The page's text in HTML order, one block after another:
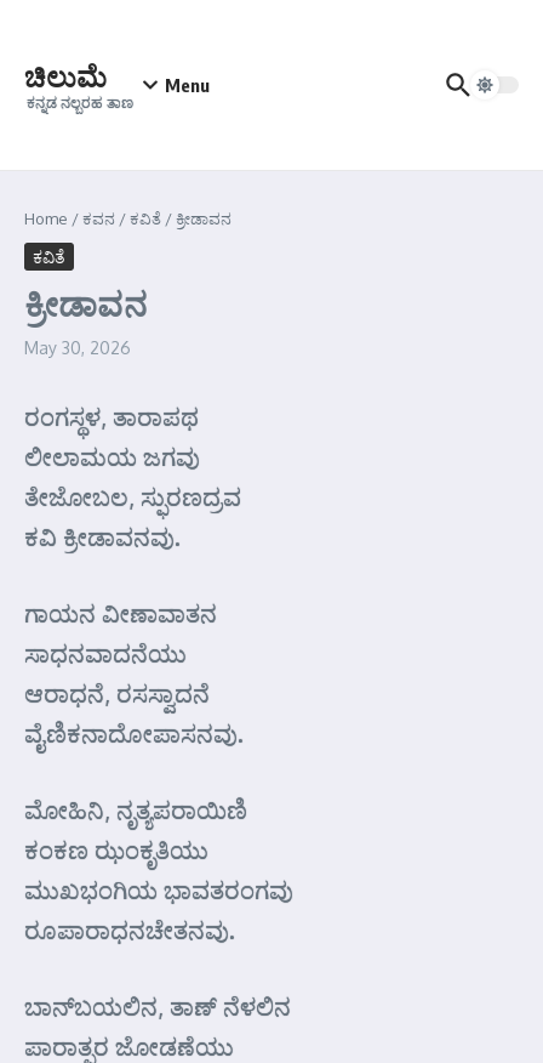
ಚಿಲುಮೆ
ಕನ್ನಡ ನಲ್ಬರಹ ತಾಣ
Menu
Home /ಕವನ /ಕವಿತೆ /ಕ್ರೀಡಾವನ
ಕವಿತೆ
ಕ್ರೀಡಾವನ
May 30, 2026
ರಂಗಸ್ಥಳ, ತಾರಾಪಥ
ಲೀಲಾಮಯ ಜಗವು
ತೇಜೋಬಲ, ಸ್ಫುರಣದ್ರವ
ಕವಿ ಕ್ರೀಡಾವನವು.
ಗಾಯನ ವೀಣಾವಾತನ
ಸಾಧನವಾದನೆಯು
ಆರಾಧನೆ, ರಸಸ್ವಾದನೆ
ವೈಣಿಕನಾದೋಪಾಸನವು.
ಮೋಹಿನಿ, ನೃತ್ಯಪರಾಯಿಣಿ
ಕಂಕಣ ಝಂಕೃತಿಯು
ಮುಖಭಂಗಿಯ ಭಾವತರಂಗವು
ರೂಪಾರಾಧನಚೇತನವು.
ಬಾನ್‌ಬಯಲಿನ, ತಾಣ್ ನೆಳಲಿನ
ಪಾರಾತ್ಪರ ಜೋಡಣೆಯು